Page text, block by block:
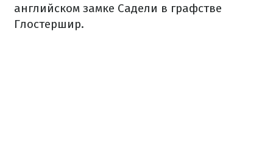
английском замке Садели в графстве
Глостершир.